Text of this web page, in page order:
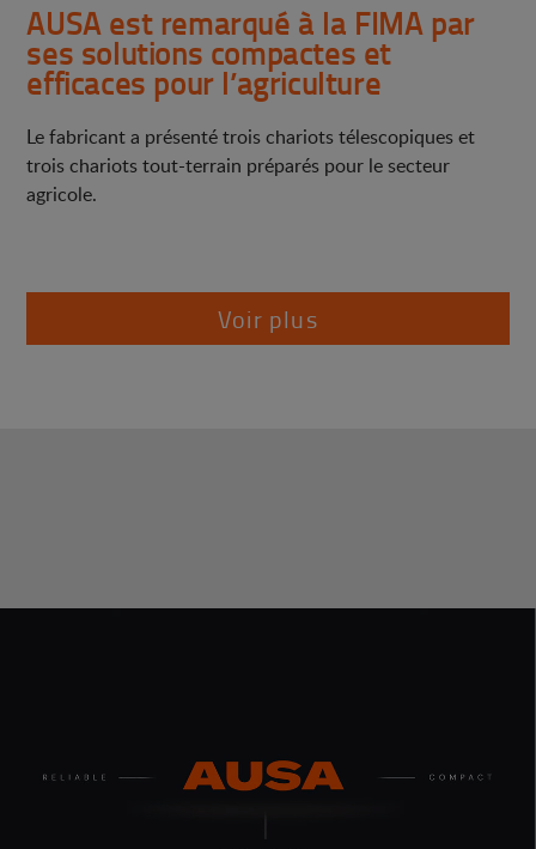
AUSA est remarqué à la FIMA par
ses solutions compactes et
efficaces pour l’agriculture
Le fabricant a présenté trois chariots télescopiques et
trois chariots tout-terrain préparés pour le secteur
agricole.
Voir plus